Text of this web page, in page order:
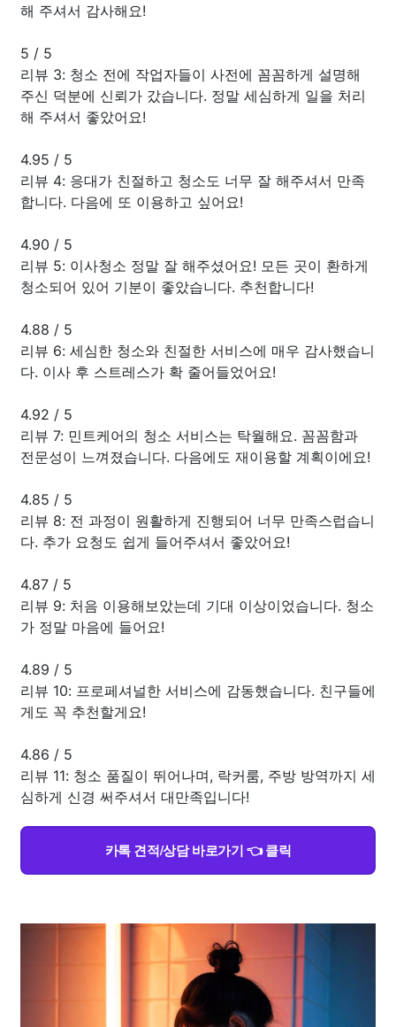
해 주셔서 감사해요!
5 / 5
리뷰 3: 청소 전에 작업자들이 사전에 꼼꼼하게 설명해
주신 덕분에 신뢰가 갔습니다. 정말 세심하게 일을 처리
해 주셔서 좋았어요!
4.95 / 5
리뷰 4: 응대가 친절하고 청소도 너무 잘 해주셔서 만족
합니다. 다음에 또 이용하고 싶어요!
4.90 / 5
리뷰 5: 이사청소 정말 잘 해주셨어요! 모든 곳이 환하게
청소되어 있어 기분이 좋았습니다. 추천합니다!
4.88 / 5
리뷰 6: 세심한 청소와 친절한 서비스에 매우 감사했습니
다. 이사 후 스트레스가 확 줄어들었어요!
4.92 / 5
리뷰 7: 민트케어의 청소 서비스는 탁월해요. 꼼꼼함과
전문성이 느껴졌습니다. 다음에도 재이용할 계획이에요!
4.85 / 5
리뷰 8: 전 과정이 원활하게 진행되어 너무 만족스럽습니
다. 추가 요청도 쉽게 들어주셔서 좋았어요!
4.87 / 5
리뷰 9: 처음 이용해보았는데 기대 이상이었습니다. 청소
가 정말 마음에 들어요!
4.89 / 5
리뷰 10: 프로페셔널한 서비스에 감동했습니다. 친구들에
게도 꼭 추천할게요!
4.86 / 5
리뷰 11: 청소 품질이 뛰어나며, 락커룸, 주방 방역까지 세
심하게 신경 써주셔서 대만족입니다!
카톡 견적/상담 바로가기 👈 클릭